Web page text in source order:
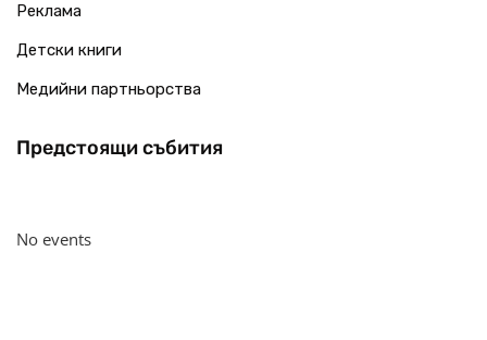
Реклама
Детски книги
Медийни партньорства
Предстоящи събития
No events